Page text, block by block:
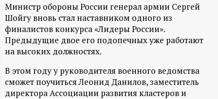
Н
-
и
н
Министр обороны России генерал армии Сергей
Шойгу вновь стал наставником одного из
финалистов конкурса «Лидеры России».
Предыдущие двое его подопечных уже работают
на высоких должностях.
В этом году у руководителя военного ведомства
сможет поучиться Леонид Данилов, заместитель
директора Ассоциации развития кластеров и